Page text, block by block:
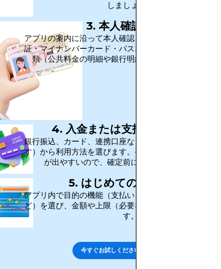
しましょう。
3. 本人確認を完了
アプリの案内に沿って本人確認を行います。通常は運
証・マイナンバーカード・パスポート等に加え、住所
類（公共料金の明細や銀行明細など）が求められま
4. 入金または支払い方法を連携
銀行振込、カード、連携口座など（サービスにより異
す）から利用方法を選びます。手数料・上限・反映時
が出やすいので、確定前に必ず確認しましょう。
5. はじめての操作を実行
アプリ内で目的の機能（支払い、送金、運用、カード
ど）を選び、金額や上限（必要な場合）を設定して確
す。
今すぐお試しください